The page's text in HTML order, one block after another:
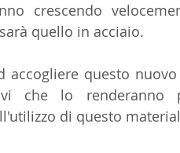
crescendo
quello in acciaio.
accogliere questo
che lo renderanno
di questo